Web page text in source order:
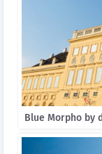
Blue Morpho by